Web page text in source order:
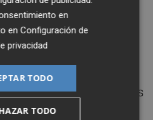
la mesa debate “El
moderada por
instaladores
incorporación de Matías
la visión de los
en
enConfiguración de
privacidad
TODO
TODO